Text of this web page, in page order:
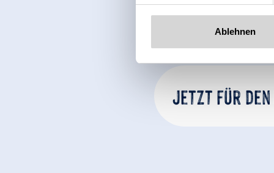
Ablehnen
Jetzt für den